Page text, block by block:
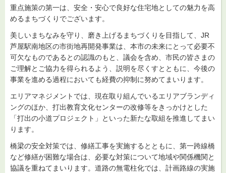
重点施策の第一は、安全・安心で良好な住宅地としての魅力を高
めるまちづくりでございます。
美しいまちなみを守り、磨き上げるまちづくりを目指して、JR
芦屋駅南地区の市街地再開発事業は、本市の未来にとって必要不
可欠なものであるとの認識のもと、議会を含め、市民の皆さまの
ご理解とご協力を得られるよう、説明を尽くすとともに、今後の
事業を進める過程においても経費の抑制に努めてまいります。
エリアマネジメントでは、現在取り組んでいるエリアブランディ
ングのほか、打出教育文化センターの改修等をきっかけとした
「打出の小道プロジェクト」といった新たな取組を推進してまい
ります。
橋梁の安全対策では、修繕工事を実施するとともに、第一跨線橋
など修繕が困難な場合は、必要な対策について地域や関係機関と
協議を重ねてまいります。道路の無電柱化では、計画路線の実施